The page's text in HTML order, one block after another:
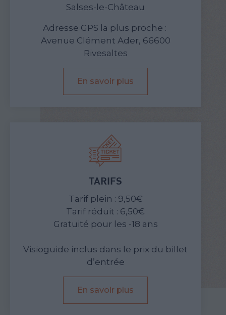
Salses-le-Château
Adresse GPS la plus proche :
Avenue Clément Ader, 66600
Rivesaltes
En savoir plus
TARIFS
Tarif plein : 9,50€
Tarif réduit : 6,50€
Gratuité pour les -18 ans
Visioguide inclus dans le prix du billet
d’entrée
En savoir plus